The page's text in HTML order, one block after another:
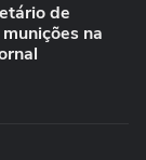
de
na